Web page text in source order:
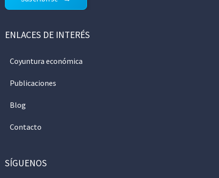
ENLACES DE INTERÉS
Coyuntura económica
Publicaciones
Blog
Contacto
SÍGUENOS